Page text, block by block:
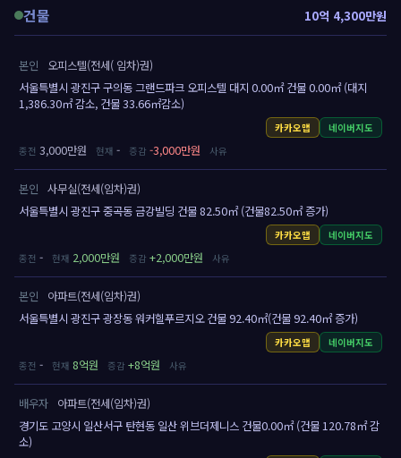
건물 10억 4,300만원
본인
오피스텔(전세( 임차)권)
서울특별시 광진구 구의동 그랜드파크 오피스텔 대지 0.00㎡ 건물 0.00㎡ (대지
1,386.30㎡ 감소, 건물 33.66㎡감소)
카카오맵 네이버지도
3,000만원 - -3,000만원
본인
사무실(전세(임차)권)
서울특별시 광진구 중곡동 금강빌딩 건물 82.50㎡ (건물82.50㎡ 증가)
카카오맵 네이버지도
- 2,000만원 +2,000만원
본인
아파트(전세(임차)권)
서울특별시 광진구 광장동 워커힐푸르지오 건물 92.40㎡(건물 92.40㎡ 증가)
카카오맵 네이버지도
- 8억원 +8억원
배우자
아파트(전세(임차)권)
경기도 고양시 일산서구 탄현동 일산 위브더제니스 건물0.00㎡ (건물 120.78㎡ 감
소)